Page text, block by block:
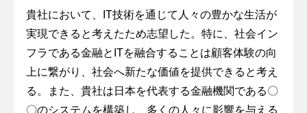
貴社において、IT技術を通じて人々の豊かな生活が
実現できると考えたため志望した。特に、社会イン
フラである金融とITを融合することは顧客体験の向
上に繋がり、社会へ新たな価値を提供できると考え
る。また、貴社は日本を代表する金融機関である〇
〇のシステムを構築し、多くの人々に影響を与える